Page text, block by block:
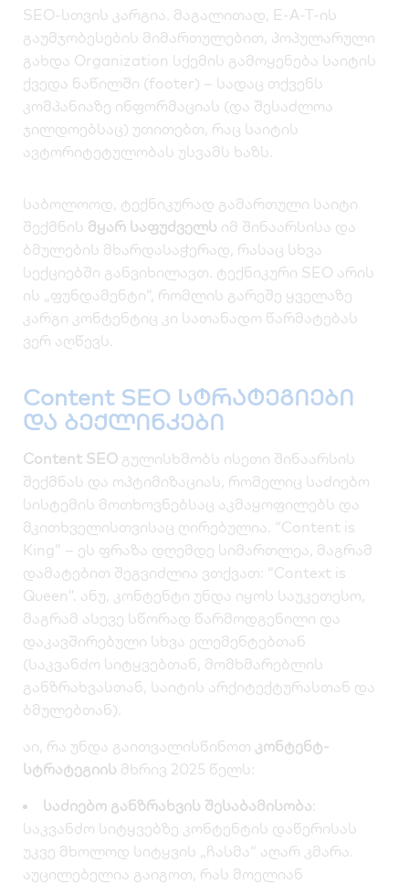
SEO-სთვის კარგია. მაგალითად, E-A-T-ის
გაუმჯობესების მიმართულებით, პოპულარული
გახდა Organization სქემის გამოყენება საიტის
ქვედა ნაწილში (footer) – სადაც თქვენს
კომპანიაზე ინფორმაციას (და შესაძლოა
ჯილდოებსაც) უთითებთ, რაც საიტის
ავტორიტეტულობას უსვამს ხაზს.
საბოლოოდ, ტექნიკურად გამართული საიტი
შექმნის მყარ საფუძველს იმ შინაარსისა და
ბმულების მხარდასაჭერად, რასაც სხვა
სექციებში განვიხილავთ. ტექნიკური SEO არის
ის „ფუნდამენტი“, რომლის გარეშე ყველაზე
კარგი კონტენტიც კი სათანადო წარმატებას
ვერ აღწევს.
Content SEO სტრატეგიები
და ბექლინკები
Content SEO გულისხმობს ისეთი შინაარსის
შექმნას და ოპტიმიზაციას, რომელიც საძიებო
სისტემის მოთხოვნებსაც აკმაყოფილებს და
მკითხველისთვისაც ღირებულია. “Content is
King” – ეს ფრაზა დღემდე სიმართლეა, მაგრამ
დამატებით შეგვიძლია ვთქვათ: “Context is
Queen” . ანუ, კონტენტი უნდა იყოს საუკეთესო,
მაგრამ ასევე სწორად წარმოდგენილი და
დაკავშირებული სხვა ელემენტებთან
(საკვანძო სიტყვებთან, მომხმარებლის
განზრახვასთან, საიტის არქიტექტურასთან და
ბმულებთან).
აი, რა უნდა გაითვალისწინოთ კონტენტ-
სტრატეგიის მხრივ 2025 წელს:
საძიებო განზრახვის შესაბამისობა:
საკვანძო სიტყვებზე კონტენტის დაწერისას
უკვე მხოლოდ სიტყვის „ჩასმა“ აღარ კმარა.
აუცილებელია გაიგოთ, რას მოელიან